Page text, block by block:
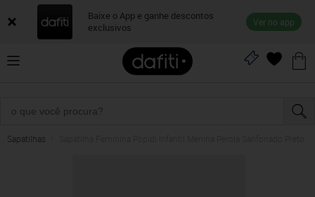
Baixe o App e ganhe descontos
exclusivos
Ver no app
Sapatilhas